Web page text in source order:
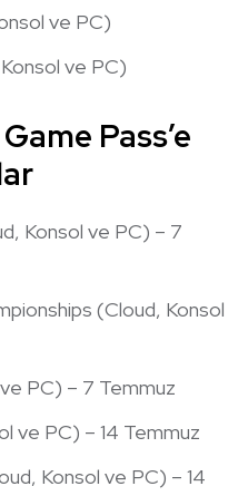
ve PC)
ve PC)
Pass’e
Konsol ve PC) – 7
(Cloud, Konsol
PC) – 7 Temmuz
ve PC) – 14 Temmuz
Konsol ve PC) – 14